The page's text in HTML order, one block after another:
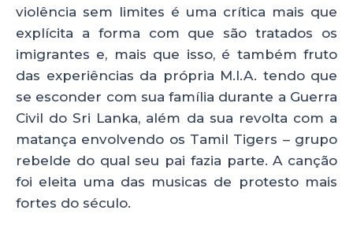
violência sem limites é uma crítica mais que
explícita a forma com que são tratados os
imigrantes e, mais que isso, é também fruto
das experiências da própria M.I.A. tendo que
se esconder com sua família durante a Guerra
Civil do Sri Lanka, além da sua revolta com a
matança envolvendo os Tamil Tigers – grupo
rebelde do qual seu pai fazia parte. A canção
foi eleita uma das musicas de protesto mais
fortes do século.